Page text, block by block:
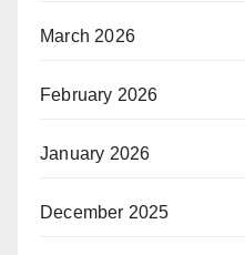
March 2026
February 2026
January 2026
December 2025